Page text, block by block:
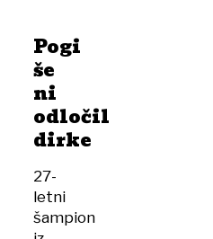
Pogi
še
ni
odločil
dirke
27-
letni
šampion